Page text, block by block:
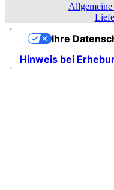
Allgemeine
Hinweis bei
Ihre